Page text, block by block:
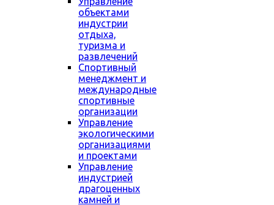
объектами
индустрии
отдыха,
туризма и
развлечений
Спортивный
менеджмент и
международные
спортивные
организации
Управление
экологическими
организациями
и проектами
Управление
индустрией
драгоценных
камней и